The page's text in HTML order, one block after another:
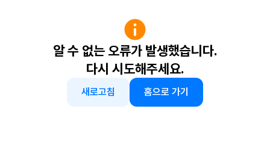
알 수 없는 오류가 발생했습니다.
다시 시도해주세요.
새로고침 홈으로 가기